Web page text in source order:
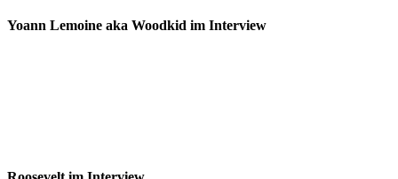
Yoann Lemoine aka Woodkid im Interview